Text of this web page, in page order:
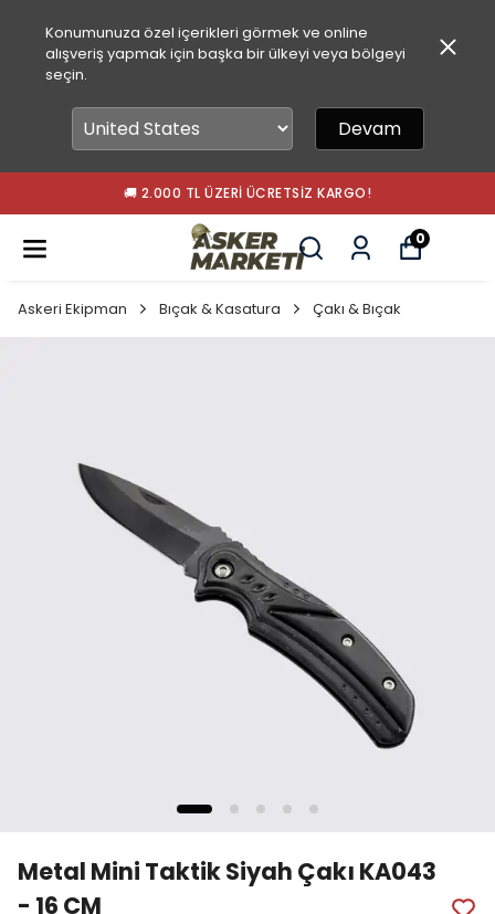
Konumunuza özel içerikleri görmek ve online
alışveriş yapmak için başka bir ülkeyi veya bölgeyi
seçin.
Devam
🚚 2.000 TL ÜZERI ÜCRETSIZ KARGO!
0
Askeri Ekipman Bıçak & Kasatura Çakı & Bıçak
Metal Mini Taktik Siyah Çakı KA043
- 16 CM